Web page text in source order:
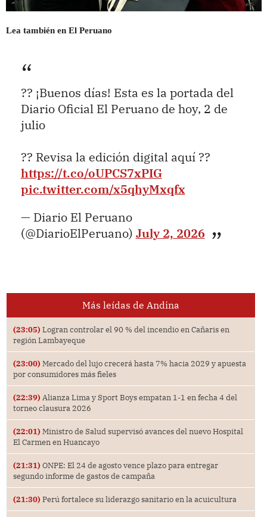
Lea también en El Peruano
?? ¡Buenos días! Esta es la portada del
Diario Oficial El Peruano de hoy, 2 de
julio
?? Revisa la edición digital aquí ??
https://t.co/oUPCS7xPIG
pic.twitter.com/x5qhyMxqfx
— Diario El Peruano
(@DiarioElPeruano) July 2, 2026
Más leídas de Andina
(23:05) Logran controlar el 90 % del incendio en Cañaris en
región Lambayeque
(23:00) Mercado del lujo crecerá hasta 7% hacia 2029 y apuesta
por consumidores más fieles
(22:39) Alianza Lima y Sport Boys empatan 1-1 en fecha 4 del
torneo clausura 2026
(22:01) Ministro de Salud supervisó avances del nuevo Hospital
El Carmen en Huancayo
(21:31) ONPE: El 24 de agosto vence plazo para entregar
segundo informe de gastos de campaña
(21:30) Perú fortalece su liderazgo sanitario en la acuicultura